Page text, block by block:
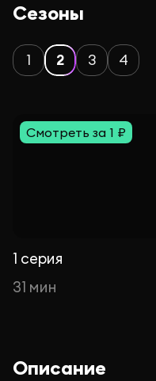
Сезоны
1 2 3 4
Смотреть за 1 ₽
1 серия
31 мин
Описание